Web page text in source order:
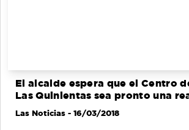
El alcalde espera que el Centro
Las Quinientas sea pronto una
Las Noticias - 16/03/2018